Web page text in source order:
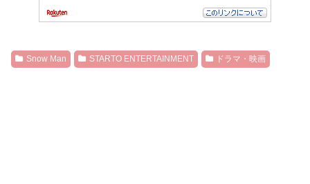
Snow Man STARTO ENTERTAINMENT ドラマ・映画